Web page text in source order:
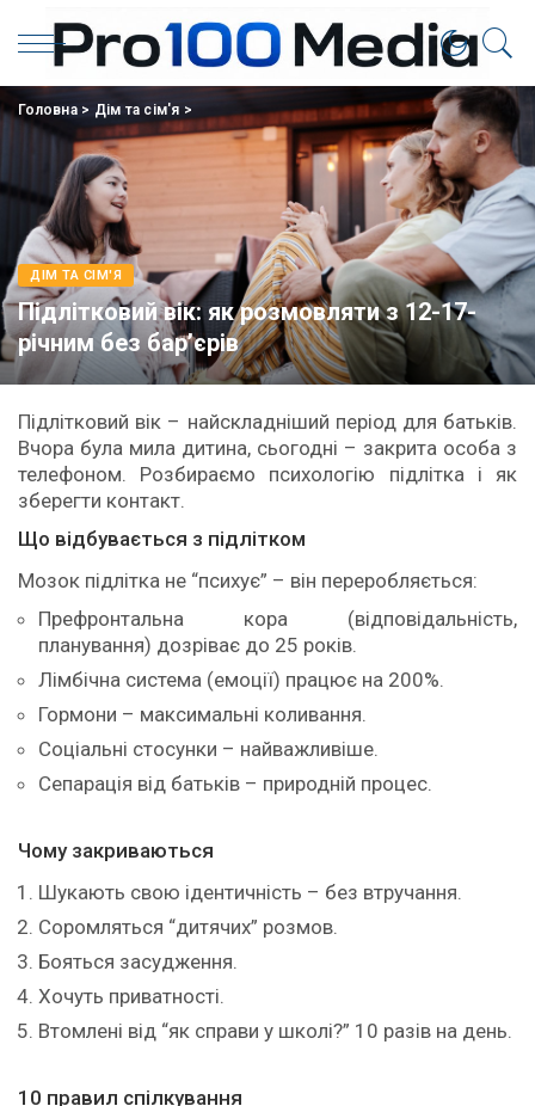
Головна> Дім та сім'я >
ДІМ ТА СІМ'Я
Підлітковий вік: як розмовляти з 12-17-
річним без бар’єрів
Підлітковий вік – найскладніший період для батьків.
Вчора була мила дитина, сьогодні – закрита особа з
телефоном. Розбираємо психологію підлітка і як
зберегти контакт.
Що відбувається з підлітком
Мозок підлітка не “психує” – він переробляється:
Префронтальна кора (відповідальність,
планування) дозріває до 25 років.
Лімбічна система (емоції) працює на 200%.
Гормони – максимальні коливання.
Соціальні стосунки – найважливіше.
Сепарація від батьків – природній процес.
Чому закриваються
Шукають свою ідентичність – без втручання.
Соромляться “дитячих” розмов.
Бояться засудження.
Хочуть приватності.
Втомлені від “як справи у школі?” 10 разів на день.
10 правил спілкування